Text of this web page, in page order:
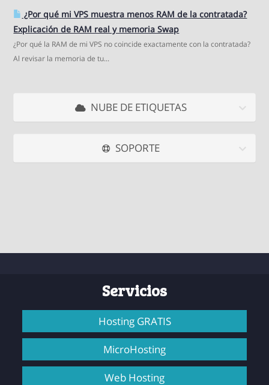
¿Por qué mi VPS muestra menos RAM de la contratada?
Explicación de RAM real y memoria Swap
¿Por qué la RAM de mi VPS no coincide exactamente con la contratada?
Al revisar la memoria de tu...
NUBE DE ETIQUETAS
SOPORTE
Servicios
Hosting GRATIS
MicroHosting
Web Hosting